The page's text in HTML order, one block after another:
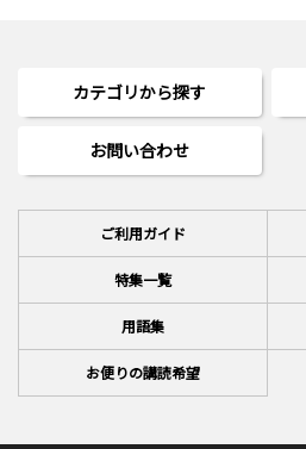
カテゴリから探す
お問い合わせ
ご利用ガイド
特集一覧
用語集
お便りの講読希望